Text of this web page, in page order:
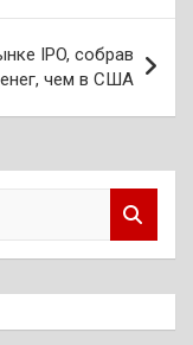
IPO, собрав
чем в США